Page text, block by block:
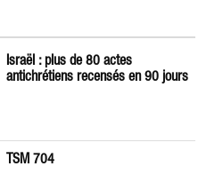
Israël : plus de 80 actes
antichrétiens recensés en 90 jours
TSM 704